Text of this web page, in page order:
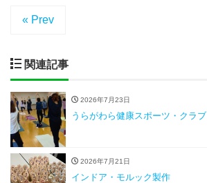
« Prev
関連記事
2026年7月23日
うらがわら健康スポーツ・クラブ
2026年7月21日
インドア・モルック製作